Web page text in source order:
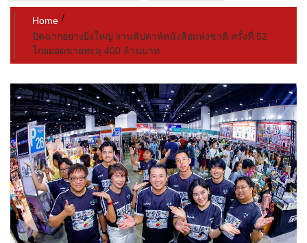
Home
ปิดฉากอย่างยิ่งใหญ่ งานสัปดาห์หนังสือแห่งชาติ ครั้งที่ 52
โกยยอดขายทะลุ 400 ล้านบาท